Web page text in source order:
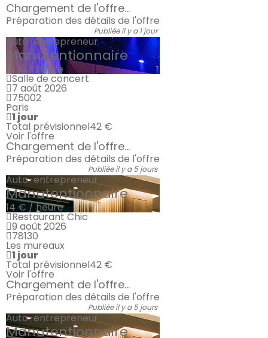
Chargement de l'offre...
Préparation des détails de l'offre
Publiée il y a 1 jour
Auto-entrepreneur
Manutentionnaire
14 € / heure
Salle de concert
7 août 2026
75002
Paris
1 jour
Total prévisionnel42 €
Voir l'offre
Chargement de l'offre...
Préparation des détails de l'offre
Publiée il y a 5 jours
Auto-entrepreneur
Manutentionnaire
14 € / heure
Restaurant Chic
9 août 2026
78130
Les mureaux
1 jour
Total prévisionnel42 €
Voir l'offre
Chargement de l'offre...
Préparation des détails de l'offre
Publiée il y a 5 jours
Auto-entrepreneur
Manutentionnaire